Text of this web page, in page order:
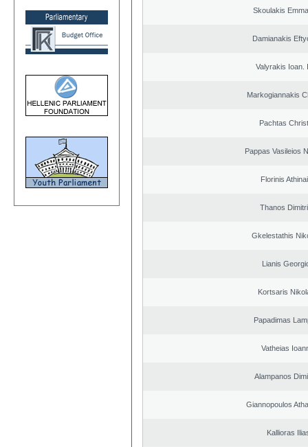
Skoulakis
Damianakis
Valyrakis Ioan.
Markogiannakis
Pachtas
Pappas Vasileios
Florinis
Thanos
Gkelestathis
Lianis
Kortsaris
Papadimas
Vatheias
Alampanos
Giannopoulos
Kallioras